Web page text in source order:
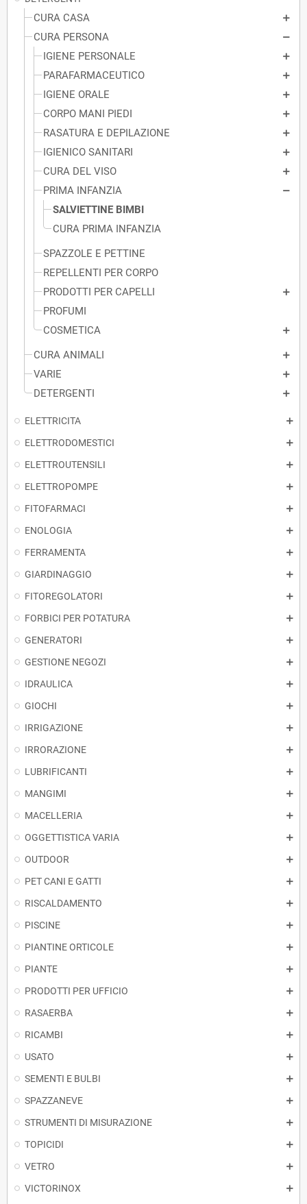
CURA CASA
CURA PERSONA
IGIENE PERSONALE
PARAFARMACEUTICO
IGIENE ORALE
CORPO MANI PIEDI
RASATURA E DEPILAZIONE
IGIENICO SANITARI
CURA DEL VISO
PRIMA INFANZIA
SALVIETTINE BIMBI
CURA PRIMA INFANZIA
SPAZZOLE E PETTINE
REPELLENTI PER CORPO
PRODOTTI PER CAPELLI
PROFUMI
COSMETICA
CURA ANIMALI
VARIE
DETERGENTI
ELETTRICITA
ELETTRODOMESTICI
ELETTROUTENSILI
ELETTROPOMPE
FITOFARMACI
ENOLOGIA
FERRAMENTA
GIARDINAGGIO
FITOREGOLATORI
FORBICI PER POTATURA
GENERATORI
GESTIONE NEGOZI
IDRAULICA
GIOCHI
IRRIGAZIONE
IRRORAZIONE
LUBRIFICANTI
MANGIMI
MACELLERIA
OGGETTISTICA VARIA
OUTDOOR
PET CANI E GATTI
RISCALDAMENTO
PISCINE
PIANTINE ORTICOLE
PIANTE
PRODOTTI PER UFFICIO
RASAERBA
RICAMBI
USATO
SEMENTI E BULBI
SPAZZANEVE
STRUMENTI DI MISURAZIONE
TOPICIDI
VETRO
VICTORINOX